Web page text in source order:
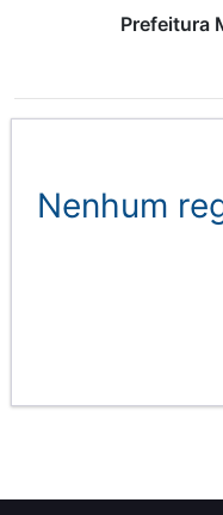
Prefeitura
Nenhum